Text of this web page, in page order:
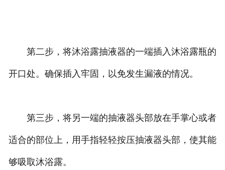
第二步，将沐浴露抽液器的一端插入沐浴露瓶的
开口处。确保插入牢固，以免发生漏液的情况。
第三步，将另一端的抽液器头部放在手掌心或者
适合的部位上，用手指轻轻按压抽液器头部，使其能
够吸取沐浴露。